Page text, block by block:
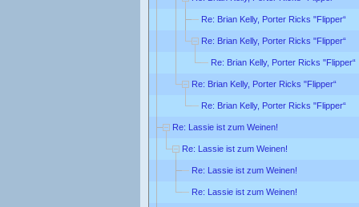
Re: Brian Kelly, Porter Ricks "Flipper“
Re: Brian Kelly, Porter Ricks "Flipper“
Re: Brian Kelly, Porter Ricks "Flipper“
Re: Brian Kelly, Porter Ricks "Flipper“
Re: Brian Kelly, Porter Ricks "Flipper“
Re: Lassie ist zum Weinen!
Re: Lassie ist zum Weinen!
Re: Lassie ist zum Weinen!
Re: Lassie ist zum Weinen!